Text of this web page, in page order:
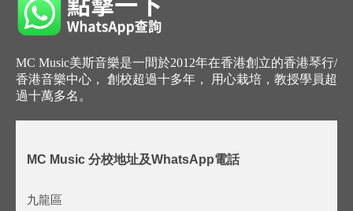
MC Music美斯音樂是一間於2012年在香港創立的香港琴行/
香港音樂中心， 創校超過十多年， 用心栽培，教授學員超
過十萬多名。
MC Music 分校地址及WhatsApp電話
九龍區